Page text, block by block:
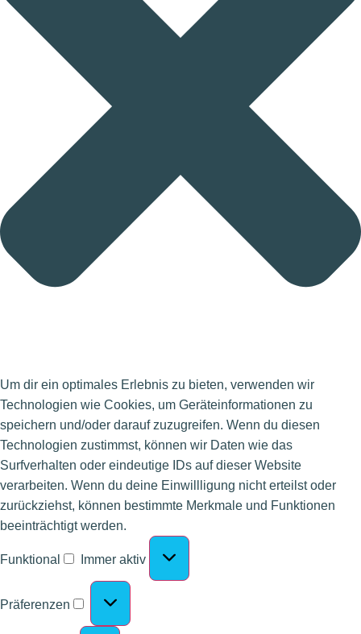
Um dir ein optimales Erlebnis zu bieten, verwenden wir
Technologien wie Cookies, um Geräteinformationen zu
speichern und/oder darauf zuzugreifen. Wenn du diesen
Technologien zustimmst, können wir Daten wie das
Surfverhalten oder eindeutige IDs auf dieser Website
verarbeiten. Wenn du deine Einwillligung nicht erteilst oder
zurückziehst, können bestimmte Merkmale und Funktionen
beeinträchtigt werden.
Funktional Immer aktiv
Präferenzen